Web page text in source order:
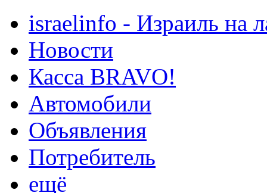
israelinfo - Израиль на
Новости
Касса BRAVO!
Автомобили
Объявления
Потребитель
ещё